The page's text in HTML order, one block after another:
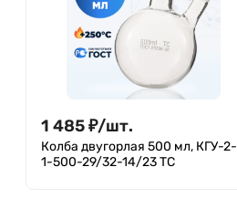
1 485₽/шт.
Колба двугорлая 500 мл, КГУ-2-
1-500-29/32-14/23 ТС